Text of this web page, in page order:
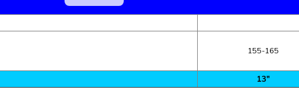
155-165
13"